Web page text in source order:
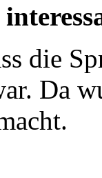
die
Da